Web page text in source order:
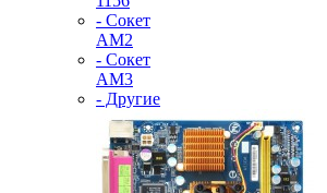
- Сокет
AM2
- Сокет
AM3
- Другие